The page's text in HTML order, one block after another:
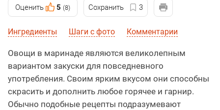
Оценить 5 (8) Сохранить 3
Ингредиенты Шаги с фото Комментарии
Овощи в маринаде являются великолепным
вариантом закуски для повседневного
употребления. Своим ярким вкусом они способны
скрасить и дополнить любое горячее и гарнир.
Обычно подобные рецепты подразумевают